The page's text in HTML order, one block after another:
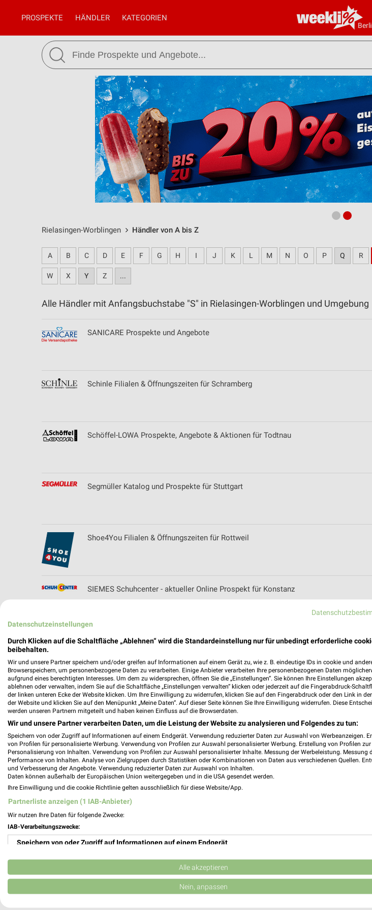
PROSPEKTE HÄNDLER KATEGORIEN
Rielasingen-Worblingen Händler von A bis Z
A B C D E F G H I J K L M N O P Q R
W X Y Z ...
Alle Händler mit Anfangsbuchstabe "S" in Rielasingen-Worblingen und Umgebung
SANICARE Prospekte und Angebote
Schinle Filialen & Öffnungszeiten für Schramberg
Schöffel-LOWA Prospekte, Angebote & Aktionen für Todtnau
Segmüller Katalog und Prospekte für Stuttgart
Shoe4You Filialen & Öffnungszeiten für Rottweil
SIEMES Schuhcenter - aktueller Online Prospekt für Konstanz
Skywalker Sports GmbH Filialen & Öffnungszeiten
Sonderpreis Baumarkt Prospekte & Angebote für Tuttlingen
Sport 2000 Prospekte, Angebote & Aktionen für Horb
Sport Mabitz Filialen & Öffnungszeiten für Albstadt
Stabilo Fachmarkt Prospekte & Angebote für Mengen
Stark Baustoffe Filialen & Öffnungszeiten für Tuttlingen
Datenschutzeinstellungen
Durch Klicken auf die Schaltfläche „Ablehnen“ wird die Standardeinstellung nur für unbedingt erforderliche
beibehalten.
Wir und unsere Partner speichern und/oder greifen auf Informationen auf einem Gerät zu, wie z. B. eindeutige IDs in cookie und
Browserspeichern, um personenbezogene Daten zu verarbeiten. Einige Anbieter verarbeiten Ihre personenbezogenen Daten
aufgrund eines berechtigten Interesses. Um dem zu widersprechen, öffnen Sie die „Einstellungen“. Sie können Ihre Einstellungen
ablehnen oder verwalten, indem Sie auf die Schaltfläche „Einstellungen verwalten“ klicken oder jederzeit auf die Fingerabdruck-
der linken unteren Ecke der Website klicken. Um Ihre Einwilligung zu widerrufen, klicken Sie auf den Fingerabdruck oder den Link in
der Website und klicken Sie auf den Menüpunkt „Meine Daten“. Auf dieser Seite können Sie Ihre Einwilligung widerrufen. Diese
werden unseren Partnern mitgeteilt und haben keinen Einfluss auf die Browserdaten.
Wir und unsere Partner verarbeiten Daten, um die Leistung der Website zu analysieren und Folgendes zu tun:
Speichern von oder Zugriff auf Informationen auf einem Endgerät. Verwendung reduzierter Daten zur Auswahl von Werbeanzeigen.
von Profilen für personalisierte Werbung. Verwendung von Profilen zur Auswahl personalisierter Werbung. Erstellung von Profilen zur
Personalisierung von Inhalten. Verwendung von Profilen zur Auswahl personalisierter Inhalte. Messung der Werbeleistung. Messung
Performance von Inhalten. Analyse von Zielgruppen durch Statistiken oder Kombinationen von Daten aus verschiedenen Quellen.
und Verbesserung der Angebote. Verwendung reduzierter Daten zur Auswahl von Inhalten.
Daten können außerhalb der Europäischen Union weitergegeben und in die USA gesendet werden.
Ihre Einwilligung und die cookie Richtlinie gelten ausschließlich für diese Website/App.
Partnerliste anzeigen (1 IAB-Anbieter)
Wir nutzen Ihre Daten für folgende Zwecke:
IAB-Verarbeitungszwecke:
Speichern von oder Zugriff auf Informationen auf einem Endgerät
Verwendung reduzierter Daten zur Auswahl von Werbeanzeigen
Erstellung von Profilen für personalisierte Werbung
Alle akzeptieren
Nein, anpassen